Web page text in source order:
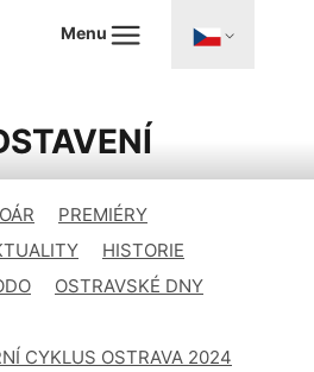
Menu
PREMIÉRY
HISTORIE
OSTRAVSKÉ DNY
CYKLUS OSTRAVA 2024